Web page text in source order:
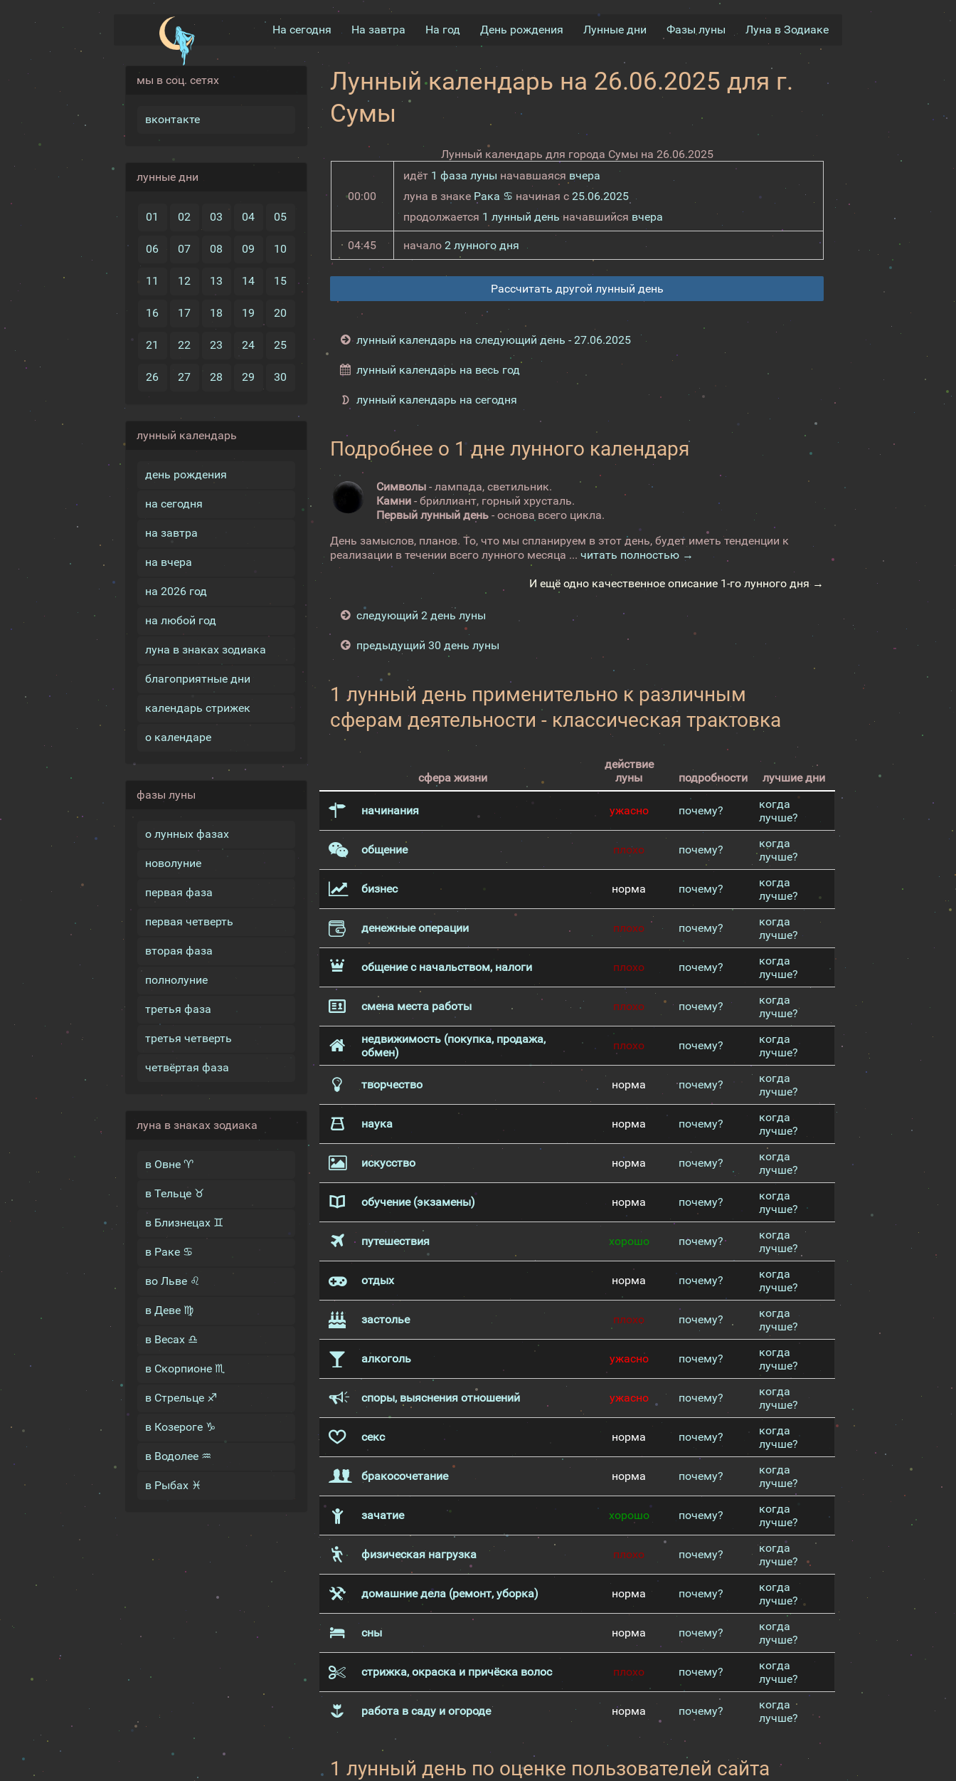
На сегодня На завтра На год День рождения Лунные дни Фазы луны Луна в Зодиаке
мы в соц. сетях
вконтакте
лунные дни
01 02 03 04 05
06 07 08 09 10
11 12 13 14 15
16 17 18 19 20
21 22 23 24 25
26 27 28 29 30
лунный календарь
день рождения
на сегодня
на завтра
на вчера
на 2026 год
на любой год
луна в знаках зодиака
благоприятные дни
календарь стрижек
о календаре
фазы луны
о лунных фазах
новолуние
первая фаза
первая четверть
вторая фаза
полнолуние
третья фаза
третья четверть
четвёртая фаза
луна в знаках зодиака
в Овне ♈
в Тельце ♉
в Близнецах ♊
в Раке ♋
во Льве ♌
в Деве ♍
в Весах ♎
в Скорпионе ♏
в Стрельце ♐
в Козероге ♑
в Водолее ♒
в Рыбах ♓
Лунный календарь на 26.06.2025 для г.
Сумы
Лунный календарь для города Сумы на 26.06.2025
00:00
идёт 1 фаза луны начавшаяся вчера
луна в знаке Рака ♋ начиная с 25.06.2025
продолжается 1 лунный деньначавшийся вчера
04:45 начало 2 лунного дня
Рассчитать другой лунный день
лунный календарь на следующий день - 27.06.2025
лунный календарь на весь год
лунный календарь на сегодня
Подробнее о 1 дне лунного календаря
Символы - лампада, светильник.
Камни - бриллиант, горный хрусталь.
Первый лунный день - основа всего цикла.
День замыслов, планов. То, что мы спланируем в этот день, будет иметь тенденции к
реализации в течении всего лунного месяца ...читать полностью →
И ещё одно качественное описание 1-го лунного дня →
следующий 2 день луны
предыдущий 30 день луны
1 лунный день применительно к различным
сферам деятельности - классическая трактовка
сфера жизни
действие
луны
подробности лучшие дни
начинания ужасно почему?
когда
лучше?
общение плохо почему?
когда
лучше?
бизнес норма почему?
когда
лучше?
денежные операции плохо почему?
когда
лучше?
общение с начальством, налоги плохо почему?
когда
лучше?
смена места работы плохо почему?
когда
лучше?
недвижимость (покупка, продажа,
обмен)
плохо почему?
когда
лучше?
творчество норма почему?
когда
лучше?
наука норма почему?
когда
лучше?
искусство норма почему?
когда
лучше?
обучение (экзамены) норма почему?
когда
лучше?
путешествия хорошо почему?
когда
лучше?
отдых норма почему?
когда
лучше?
застолье плохо почему?
когда
лучше?
алкоголь ужасно почему?
когда
лучше?
споры, выяснения отношений ужасно почему?
когда
лучше?
секс норма почему?
когда
лучше?
бракосочетание норма почему?
когда
лучше?
зачатие хорошо почему?
когда
лучше?
физическая нагрузка плохо почему?
когда
лучше?
домашние дела (ремонт, уборка) норма почему?
когда
лучше?
сны норма почему?
когда
лучше?
стрижка, окраска и причёска волос плохо почему?
когда
лучше?
работа в саду и огороде норма почему?
когда
лучше?
1 лунный день по оценке пользователей сайта